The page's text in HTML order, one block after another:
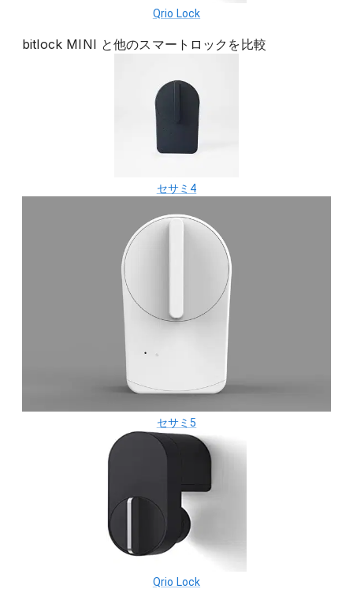
Qrio Lock
bitlock MINI と他のスマートロック を比較
セサミ4
セサミ5
Qrio Lock